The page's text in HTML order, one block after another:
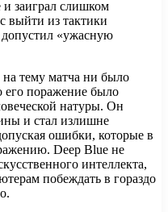
и заиграл слишком
выйти из тактики
«ужасную
тему матча ни было
его поражение было
натуры. Он
и стал излишне
ошибки, которые в
Deep Blue не
интеллекта,
побеждать в гораздо